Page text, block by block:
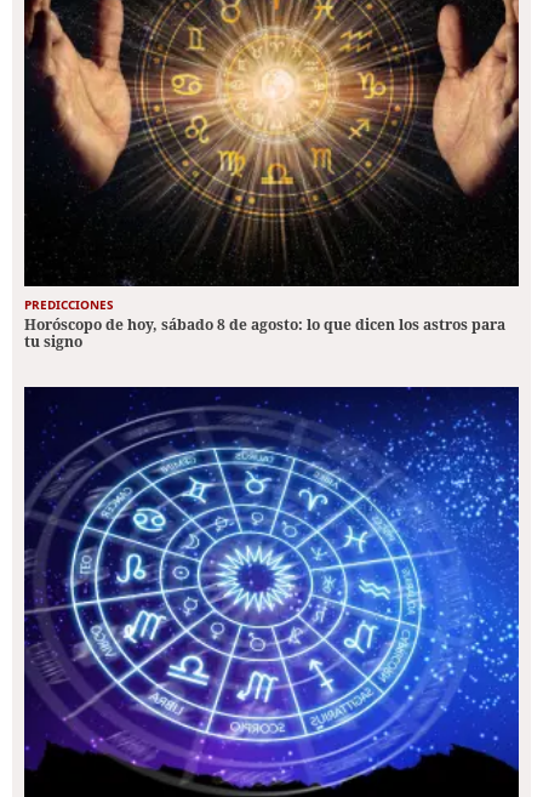
PREDICCIONES
Horóscopo de hoy, sábado 8 de agosto: lo que dicen los astros para
tu signo